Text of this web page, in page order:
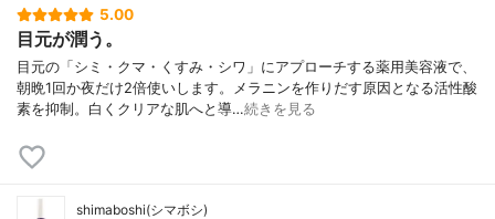
5.00
目元が潤う。
目元の「シミ・クマ・くすみ・シワ」にアプローチする薬用美容液で、
朝晩1回か夜だけ2倍使いします。メラニンを作りだす原因となる活性酸
素を抑制。白くクリアな肌へと導…続きを見る
shimaboshi(シマボシ)